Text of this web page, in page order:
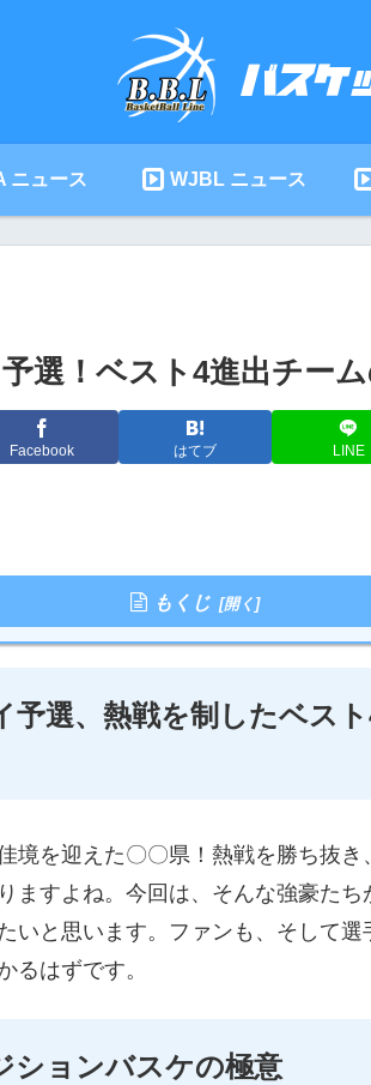
ニュース WJBL ニュース
選！ベスト4進出チー
Facebook はてブ LINE
もくじ
予選、熱戦を制したベス
境を迎えた〇〇県！熱戦を勝ち抜
ますよね。今回は、そんな強豪た
いと思います。ファンも、そして選
るはずです。
ションバスケの極意